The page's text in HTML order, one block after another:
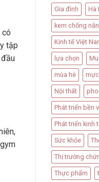
có
tập
Gia đình Hà
kem chống
Kinh tế Việt
lựa chọn
mùa hè
Nội thất
Phát triển bền
Phát triển kinh
Sức khỏe
Thị trường
Thực phẩm